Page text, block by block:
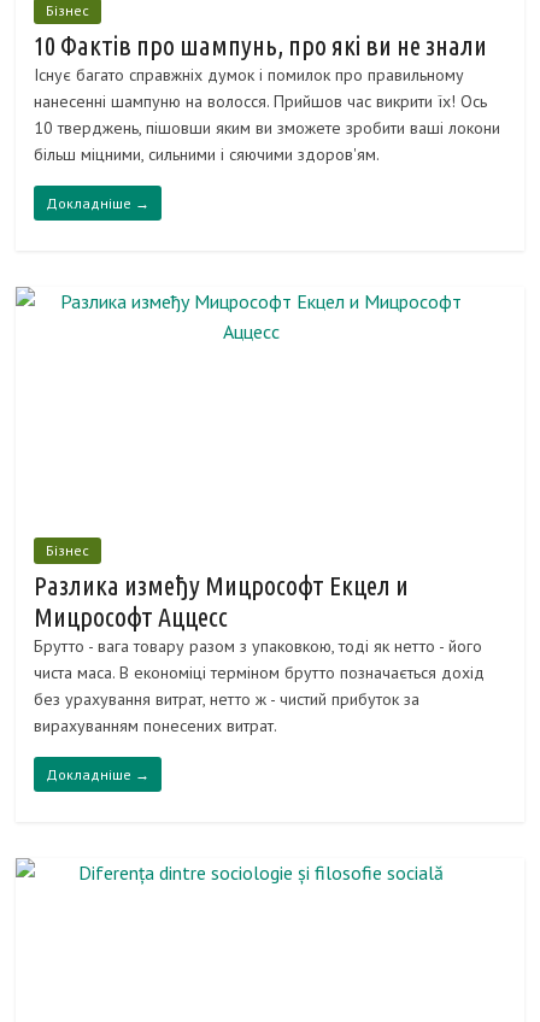
Бізнес
10 Фактів про шампунь, про які ви не знали
Існує багато справжніх думок і помилок про правильному
нанесенні шампуню на волосся. Прийшов час викрити їх! Ось
10 тверджень, пішовши яким ви зможете зробити ваші локони
більш міцними, сильними і сяючими здоров'ям.
Докладніше →
Бізнес
Разлика између Мицрософт Екцел и
Мицрософт Аццесс
Брутто - вага товару разом з упаковкою, тоді як нетто - його
чиста маса. В економіці терміном брутто позначається дохід
без урахування витрат, нетто ж - чистий прибуток за
вирахуванням понесених витрат.
Докладніше →